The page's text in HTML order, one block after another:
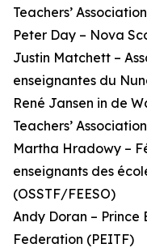
Teachers’
Peter Day – Nova
Justin Matchett –
enseignantes du
René Jansen in de
Teachers’
Martha Hradowy –
enseignants des
(OSSTF/FEESO)
Andy Doran – Prince
Federation (PEITF)